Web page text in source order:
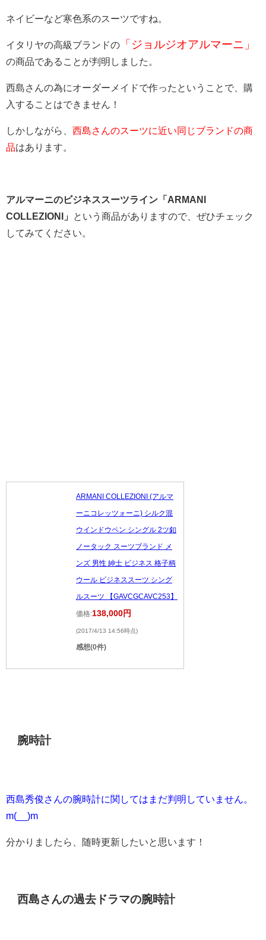
ネイビーなど寒色系のスーツですね。
イタリヤの高級ブランドの 「ジョルジオアルマーニ」
の商品であることが判明しました。
西島さんの為にオーダーメイドで作ったということで、購
入することはできません！
しかしながら、 西島さんのスーツに近い同じブランドの商
品はあります。
アルマーニのビジネススーツライン「ARMANI
COLLEZIONI」
という商品がありますので、ぜひチェック
してみてください。
ARMANI COLLEZIONI (アルマ
ーニコレッツォーニ) シルク混
ウインドウペン シングル 2ツ釦
ノータック スーツブランド メ
ンズ 男性 紳士 ビジネス 格子柄
ウール ビジネススーツ シング
ルスーツ 【GAVCGCAVC253】
価格:138,000円
(2017/4/13 14:56時点)
感想(0件)
腕時計
西島秀俊さんの腕時計に関してはまだ判明していません。
m(__)m
分かりましたら、随時更新したいと思います！
西島さんの過去ドラマの腕時計